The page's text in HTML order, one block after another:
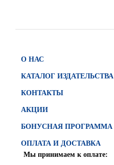
О НАС
КАТАЛОГ ИЗДАТЕЛЬСТВА
КОНТАКТЫ
АКЦИИ
БОНУСНАЯ ПРОГРАММА
ОПЛАТА И ДОСТАВКА
Мы принимаем к оплате: